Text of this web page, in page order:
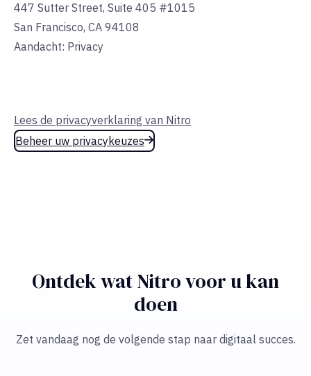
447 Sutter Street, Suite 405 #1015
San Francisco, CA 94108
Aandacht: Privacy
Lees de privacyverklaring van Nitro
Beheer uw privacykeuzes
Ontdek wat Nitro voor u kan
doen
Zet vandaag nog de volgende stap naar digitaal succes.